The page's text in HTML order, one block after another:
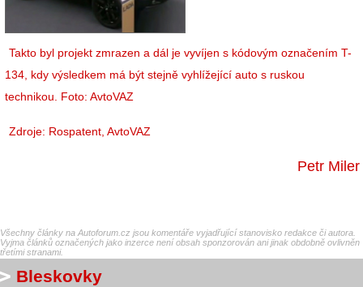
Takto byl projekt zmrazen a dál je vyvíjen s kódovým označením T-
134, kdy výsledkem má být stejně vyhlížející auto s ruskou
technikou. Foto: AvtoVAZ
Zdroje: Rospatent, AvtoVAZ
Petr Miler
Všechny články na Autoforum.cz jsou komentáře vyjadřující stanovisko redakce či autora.
Vyjma článků označených jako inzerce není obsah sponzorován ani jinak obdobně ovlivněn
třetími stranami.
Bleskovky